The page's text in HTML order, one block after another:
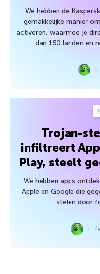
We hebben de
gemakkelijke manier
activeren, waarmee je
dan 150 landen en
Trojan-
infiltreert
Play, steelt
We hebben apps
Apple en Google die
stelen door